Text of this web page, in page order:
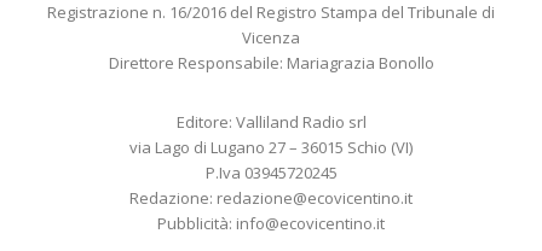
Registrazione n. 16/2016 del Registro Stampa del Tribunale di
Vicenza
Direttore Responsabile: Mariagrazia Bonollo
Editore: Valliland Radio srl
via Lago di Lugano 27 – 36015 Schio (VI)
P.Iva 03945720245
Redazione: redazione@ecovicentino.it
Pubblicità: info@ecovicentino.it